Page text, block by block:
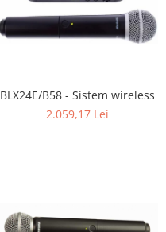
BLX24E/B58 - Sistem wireless
2.059,17 Lei